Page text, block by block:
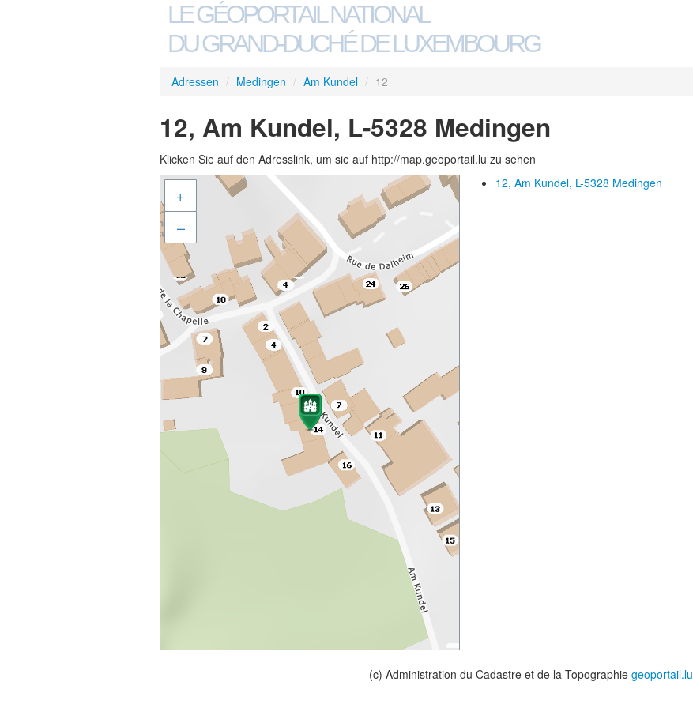
LE GÉOPORTAIL NATIONAL
DU GRAND-DUCHÉ DE LUXEMBOURG
Adressen / Medingen / Am Kundel / 12
12, Am Kundel, L-5328 Medingen
Klicken Sie auf den Adresslink, um sie auf http://map.geoportail.lu zu sehen
+
–
12, Am Kundel, L-5328 Medingen
(c) Administration du Cadastre et de la Topographie geoportail.lu